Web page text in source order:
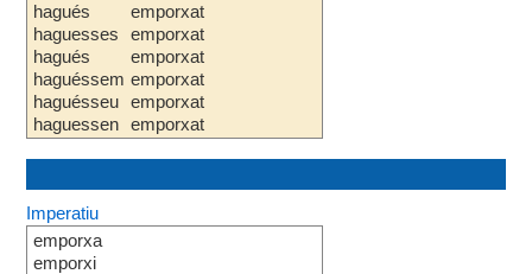
hagués
haguesses
hagués
haguéssem
haguésseu
haguessen
emporxat
emporxat
emporxat
emporxat
emporxat
emporxat
Imperatiu
emporxa
emporxi